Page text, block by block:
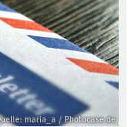
maria_a / Photocase.de